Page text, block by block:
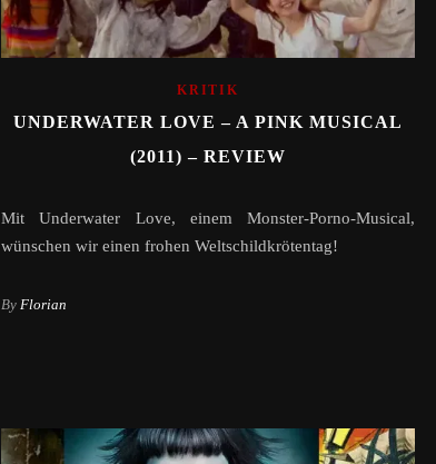
KRITIK
UNDERWATER LOVE – A PINK MUSICAL
(2011) – REVIEW
Mit Underwater Love, einem Monster-Porno-Musical,
wünschen wir einen frohen Weltschildkrötentag!
By Florian